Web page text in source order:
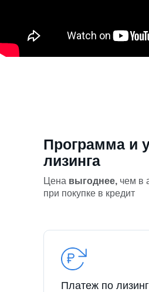
Программа и
лизинга
Цена выгоднее, чем в
при покупке в кредит
Платеж по